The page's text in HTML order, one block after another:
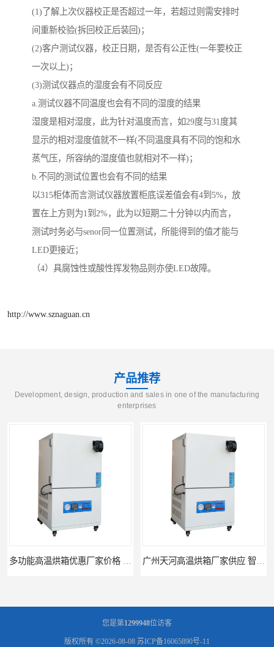
(1)了解上次仪器校正是否超过一年，若超过则需安排时
间重新校验(拆回校正后装回)；
(2)客户测试仪器，校正日期，是否有公正性(一年要校正
一次以上)；
(3)测试仪器点的湿度会有不同反应
a.测试仪器不同温度也会有不同的湿度的结果
湿度是相对湿度，此为针对温度而言，如29度与31度其
显示的相对湿度值就不一样(不同温度具有不同的饱和水
蒸气压，所容纳的湿度值也就相对不一样)；
b.不同的测试位置也会有不同的结果
以315柜体而言测试仪器放置柜底误差值会有4到5%，放
置在上方则为1到2%，此为以短期二十分钟以内而言，
测试时务必与senor同一位置测试，所能得到的值才能与
LED更接近；
（4）具腐蚀性或酸性挥发物品则亦使LED故障。
http://www.sznaguan.cn
产品推荐
Development, design, production and sales in one of the manufacturing
enterprises
多功能高温烘箱优惠厂家价格 高温干燥箱供应直销 广州天河高温烘箱厂家供应 智能高温烘箱非标定制价格
您是第1299948位访客
版权所有 ©2026-08-08 苏ICP备16065890号-11